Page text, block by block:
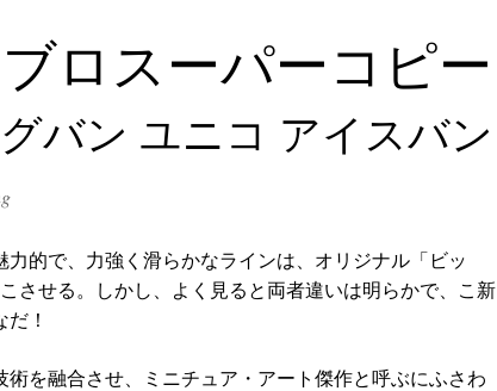
ロスーパーコピー
バン ユニコ アイスバン
的で、力強く滑らかなラインは、オリジナル「ビッ
させる。しかし、よく見ると両者違いは明らかで、こ新
！
を融合させ、ミニチュア・アート傑作と呼ぶにふさわ